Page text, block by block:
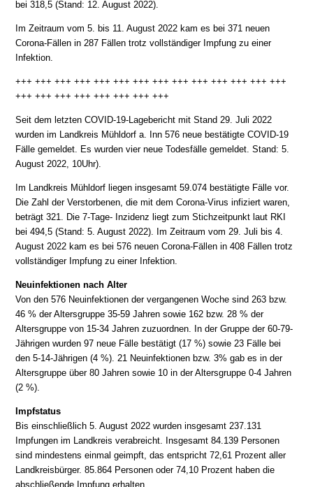
bei 318,5 (Stand: 12. August 2022).
Im Zeitraum vom 5. bis 11. August 2022 kam es bei 371 neuen
Corona-Fällen in 287 Fällen trotz vollständiger Impfung zu einer
Infektion.
+++ +++ +++ +++ +++ +++ +++ +++ +++ +++ +++ +++ +++ +++
+++ +++ +++ +++ +++ +++ +++ +++
Seit dem letzten COVID-19-Lagebericht mit Stand 29. Juli 2022
wurden im Landkreis Mühldorf a. Inn 576 neue bestätigte COVID-19
Fälle gemeldet. Es wurden vier neue Todesfälle gemeldet. Stand: 5.
August 2022, 10Uhr).
Im Landkreis Mühldorf liegen insgesamt 59.074 bestätigte Fälle vor.
Die Zahl der Verstorbenen, die mit dem Corona-Virus infiziert waren,
beträgt 321. Die 7-Tage- Inzidenz liegt zum Stichzeitpunkt laut RKI
bei 494,5 (Stand: 5. August 2022). Im Zeitraum vom 29. Juli bis 4.
August 2022 kam es bei 576 neuen Corona-Fällen in 408 Fällen trotz
vollständiger Impfung zu einer Infektion.
Neuinfektionen nach Alter
Von den 576 Neuinfektionen der vergangenen Woche sind 263 bzw.
46 % der Altersgruppe 35-59 Jahren sowie 162 bzw. 28 % der
Altersgruppe von 15-34 Jahren zuzuordnen. In der Gruppe der 60-79-
Jährigen wurden 97 neue Fälle bestätigt (17 %) sowie 23 Fälle bei
den 5-14-Jährigen (4 %). 21 Neuinfektionen bzw. 3% gab es in der
Altersgruppe über 80 Jahren sowie 10 in der Altersgruppe 0-4 Jahren
(2 %).
Impfstatus
Bis einschließlich 5. August 2022 wurden insgesamt 237.131
Impfungen im Landkreis verabreicht. Insgesamt 84.139 Personen
sind mindestens einmal geimpft, das entspricht 72,61 Prozent aller
Landkreisbürger. 85.864 Personen oder 74,10 Prozent haben die
abschließende Impfung erhalten.